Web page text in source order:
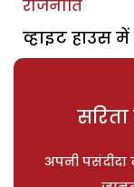
राजनीति
व्हाइट हाउस
अपनी पसंदीदा